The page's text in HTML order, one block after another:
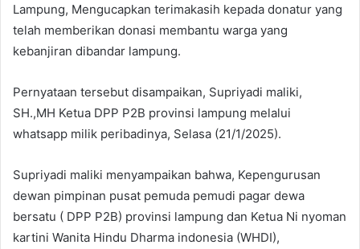
Lampung, Mengucapkan terimakasih kepada donatur yang
telah memberikan donasi membantu warga yang
kebanjiran dibandar lampung.
Pernyataan tersebut disampaikan, Supriyadi maliki,
SH.,MH Ketua DPP P2B provinsi lampung melalui
whatsapp milik peribadinya, Selasa (21/1/2025).
Supriyadi maliki menyampaikan bahwa, Kepengurusan
dewan pimpinan pusat pemuda pemudi pagar dewa
bersatu ( DPP P2B) provinsi lampung dan Ketua Ni nyoman
kartini Wanita Hindu Dharma indonesia (WHDI),